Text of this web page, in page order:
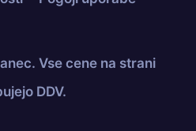
Vse cene na strani
DDV.